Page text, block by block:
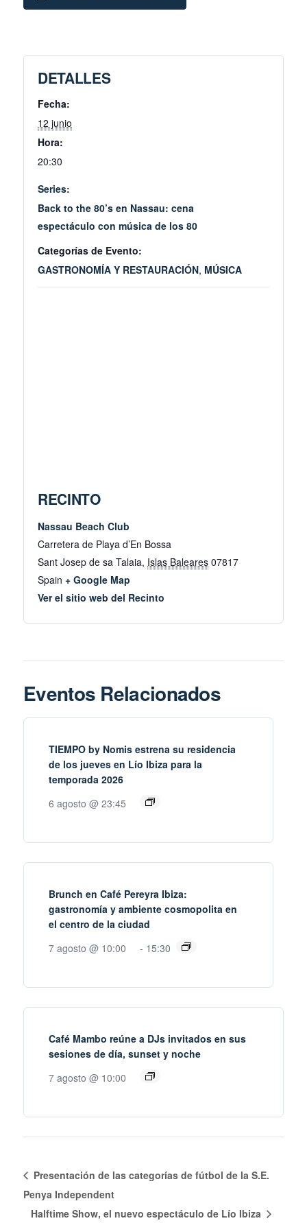
DETALLES
Fecha:
12 junio
Hora:
20:30
Series:
Back to the 80’s en Nassau: cena
espectáculo con música de los 80
Categorías de Evento:
GASTRONOMÍA Y RESTAURACIÓN, MÚSICA
RECINTO
Nassau Beach Club
Carretera de Playa d’En Bossa
Sant Josep de sa Talaia, Islas Baleares 07817
Spain + Google Map
Ver el sitio web del Recinto
Eventos Relacionados
TIEMPO by Nomis estrena su residencia
de los jueves en Lío Ibiza para la
temporada 2026
6 agosto @ 23:45
Brunch en Café Pereyra Ibiza:
gastronomía y ambiente cosmopolita en
el centro de la ciudad
7 agosto @ 10:00
- 15:30
Café Mambo reúne a DJs invitados en sus
sesiones de día, sunset y noche
7 agosto @ 10:00
Presentación de las categorías de fútbol de la S.E.
Penya Independent
Halftime Show, el nuevo espectáculo de Lío Ibiza